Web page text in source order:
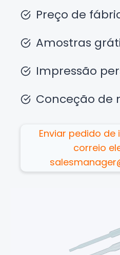
Preço de
Amostras
Impressão
Conceção de
Enviar pedido
correio